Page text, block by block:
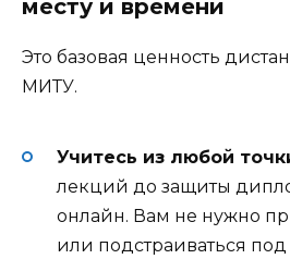
месту и времени
Это базовая ценность
МИТУ.
Учитесь из любой
лекций до защиты
онлайн. Вам не нужно
или подстраиваться